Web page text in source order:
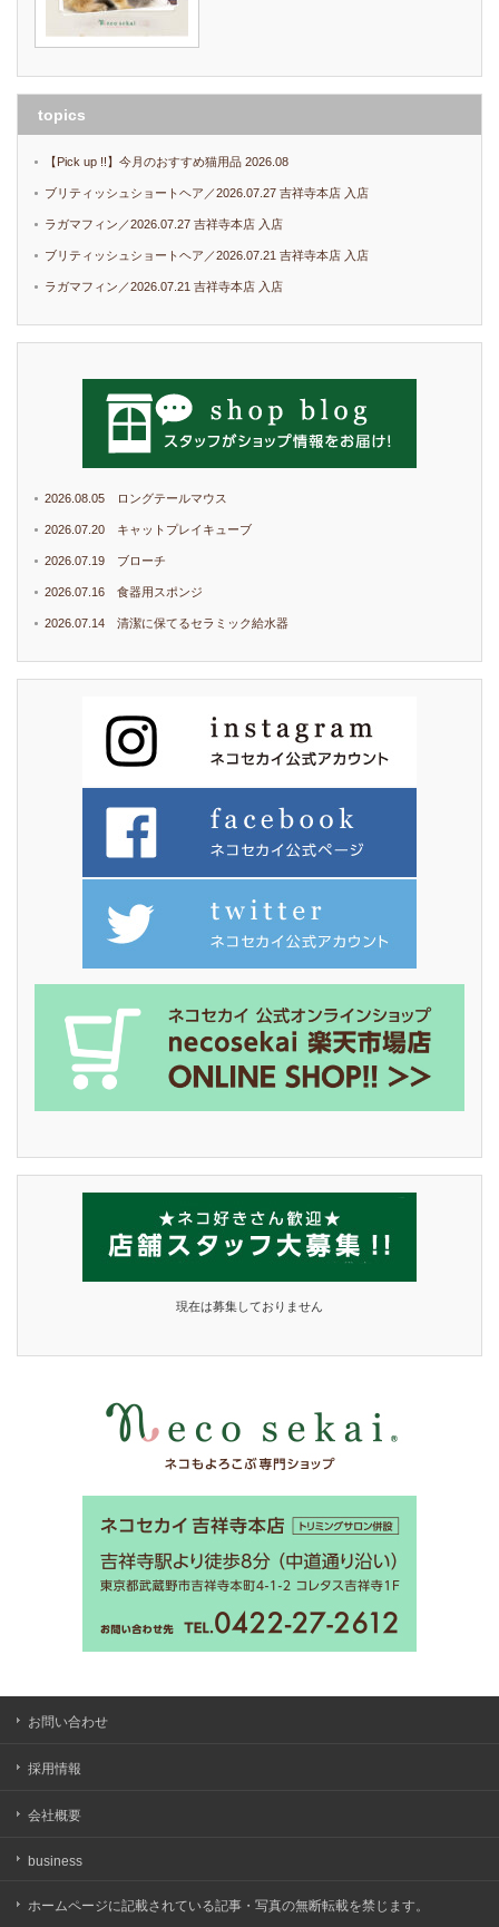
topics
【Pick up !!】今月のおすすめ猫用品 2026.08
ブリティッシュショートヘア／2026.07.27 吉祥寺本店 入店
ラガマフィン／2026.07.27 吉祥寺本店 入店
ブリティッシュショートヘア／2026.07.21 吉祥寺本店 入店
ラガマフィン／2026.07.21 吉祥寺本店 入店
2026.08.05 ロングテールマウス
2026.07.20 キャットプレイキューブ
2026.07.19 ブローチ
2026.07.16 食器用スポンジ
2026.07.14 清潔に保てるセラミック給水器
現在は募集しておりません
お問い合わせ
採用情報
会社概要
business
ホームページに記載されている記事・写真の無断転載を禁じます。